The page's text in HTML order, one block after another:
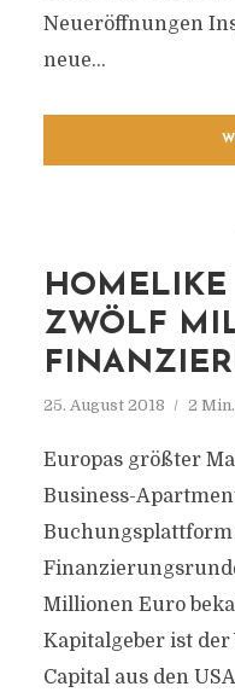
Neueröffnungen
neue...
HOMELIKE
ZWÖLF
25. August 2018 2
Europas größter
Business-
Buchungsplattform
Millionen Euro
Kapitalgeber ist der
Capital aus den